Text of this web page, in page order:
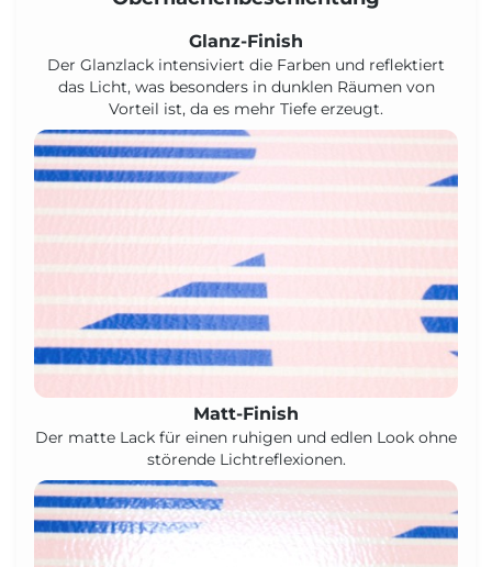
Glanz-Finish
Der Glanzlack intensiviert die Farben und reflektiert
das Licht, was besonders in dunklen Räumen von
Vorteil ist, da es mehr Tiefe erzeugt.
Matt-Finish
Der matte Lack für einen ruhigen und edlen Look ohne
störende Lichtreflexionen.